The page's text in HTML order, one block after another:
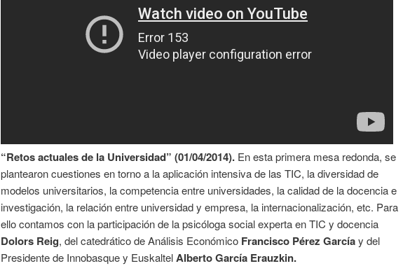
“Retos actuales de la Universidad” (01/04/2014). En esta primera mesa redonda, se
plantearon cuestiones en torno a la aplicación intensiva de las TIC, la diversidad de
modelos universitarios, la competencia entre universidades, la calidad de la docencia e
investigación, la relación entre universidad y empresa, la internacionalización, etc. Para
ello contamos con la participación de la psicóloga social experta en TIC y docencia
Dolors Reig, del catedrático de Análisis Económico Francisco Pérez Garcíay del
Presidente de Innobasque y EuskaltelAlberto García Erauzkin.